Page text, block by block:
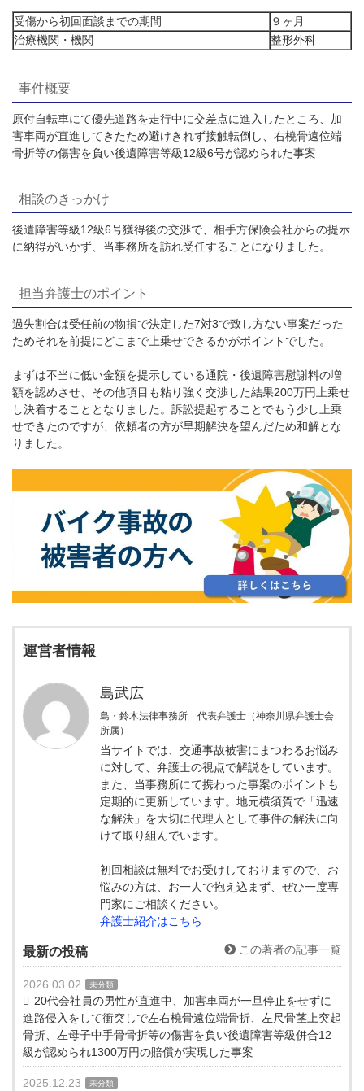
受傷から初回面談までの期間
９ヶ月
治療機関・機関
整形外科
事件概要
原付自転車にて優先道路を走行中に交差点に進入したところ、加
害車両が直進してきたため避けきれず接触転倒し、右橈骨遠位端
骨折等の傷害を負い後遺障害等級12級6号が認められた事案
相談のきっかけ
後遺障害等級12級6号獲得後の交渉で、相手方保険会社からの提示
に納得がいかず、当事務所を訪れ受任することになりました。
担当弁護士のポイント
過失割合は受任前の物損で決定した7対3で致し方ない事案だった
ためそれを前提にどこまで上乗せできるかがポイントでした。
まずは不当に低い金額を提示している通院・後遺障害慰謝料の増
額を認めさせ、その他項目も粘り強く交渉した結果200万円上乗せ
し決着することとなりました。訴訟提起することでもう少し上乗
せできたのですが、依頼者の方が早期解決を望んだため和解とな
りました。
運営者情報
島武広
島・鈴木法律事務所 代表弁護士（神奈川県弁護士会
所属）
当サイトでは、交通事故被害にまつわるお悩み
に対して、弁護士の視点で解説をしています。
また、当事務所にて携わった事案のポイントも
定期的に更新しています。地元横須賀で「迅速
な解決」を大切に代理人として事件の解決に向
けて取り組んでいます。
初回相談は無料でお受けしておりますので、お
悩みの方は、お一人で抱え込まず、ぜひ一度専
門家にご相談ください。
弁護士紹介はこちら
最新の投稿 この著者の記事一覧
2026.03.02 未分類
20代会社員の男性が直進中、加害車両が一旦停止をせずに
進路侵入をして衝突しで左右橈骨遠位端骨折、左尺骨茎上突起
骨折、左母子中手骨骨折等の傷害を負い後遺障害等級併合12
級が認められ1300万円の賠償が実現した事案
2025.12.23 未分類